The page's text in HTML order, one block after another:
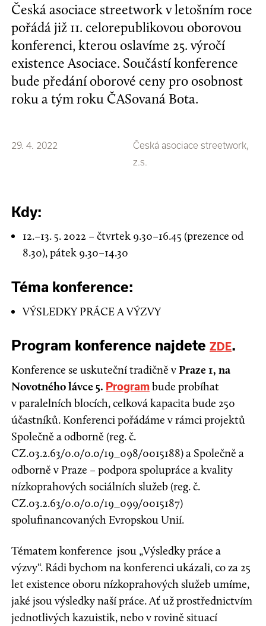
Česká asociace streetwork v letošním roce
pořádá již 11. celorepublikovou oborovou
konferenci, kterou oslavíme 25. výročí
existence Asociace. Součástí konference
bude předání oborové ceny pro osobnost
roku a tým roku ČASovaná Bota.
29. 4. 2022
Česká asociace streetwork,
z.s.
Kdy:
12.–13. 5. 2022 – čtvrtek 9.30–16.45 (prezence od
8.30), pátek 9.30–14.30
Téma konference:
VÝSLEDKY PRÁCE A VÝZVY
Program konference najdeteZDE.
Konference se uskuteční tradičně vPraze 1, na
Novotného lávce 5. Program bude probíhat
v paralelních blocích, celková kapacita bude 250
účastníků. Konferenci pořádáme v rámci projektů
Společně a odborně (reg. č.
CZ.03.2.63/0.0/0.0/19_098/0015188) a Společně a
odborně v Praze – podpora spolupráce a kvality
nízkoprahových sociálních služeb (reg. č.
CZ.03.2.63/0.0/0.0/19_099/0015187)
spolufinancovaných Evropskou Unií.
Tématem konference jsou „Výsledky práce a
výzvy“. Rádi bychom na konferenci ukázali, co za 25
let existence oboru nízkoprahových služeb umíme,
jaké jsou výsledky naší práce. Ať už prostřednictvím
jednotlivých kazuistik, nebo v rovině situací